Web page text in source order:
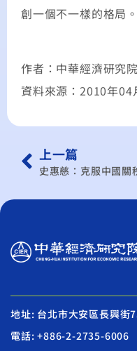
創一個不一樣的格局。
作者：中華經濟研究
資料來源：2010年04
上一篇
地址: 台北市大安區長興街
電話: +886-2-2735-6006